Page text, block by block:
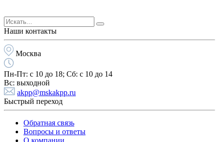
Наши контакты
Москва
Пн-Пт: с 10 до 18; Cб: с 10 до 14
Вс: выходной
akpp@mskakpp.ru
Быстрый переход
Обратная связь
Вопросы и ответы